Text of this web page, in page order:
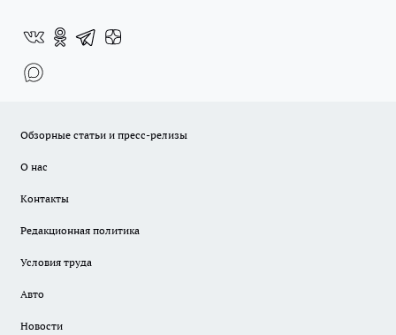
Обзорные статьи и пресс-релизы
О нас
Контакты
Редакционная политика
Условия труда
Авто
Новости